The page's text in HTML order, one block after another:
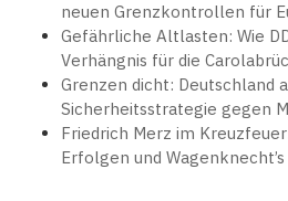
neuen Grenzkontrollen für
Gefährliche Altlasten: Wie
Verhängnis für die
Grenzen dicht: Deutschland
Sicherheitsstrategie gegen
Friedrich Merz im
Erfolgen und